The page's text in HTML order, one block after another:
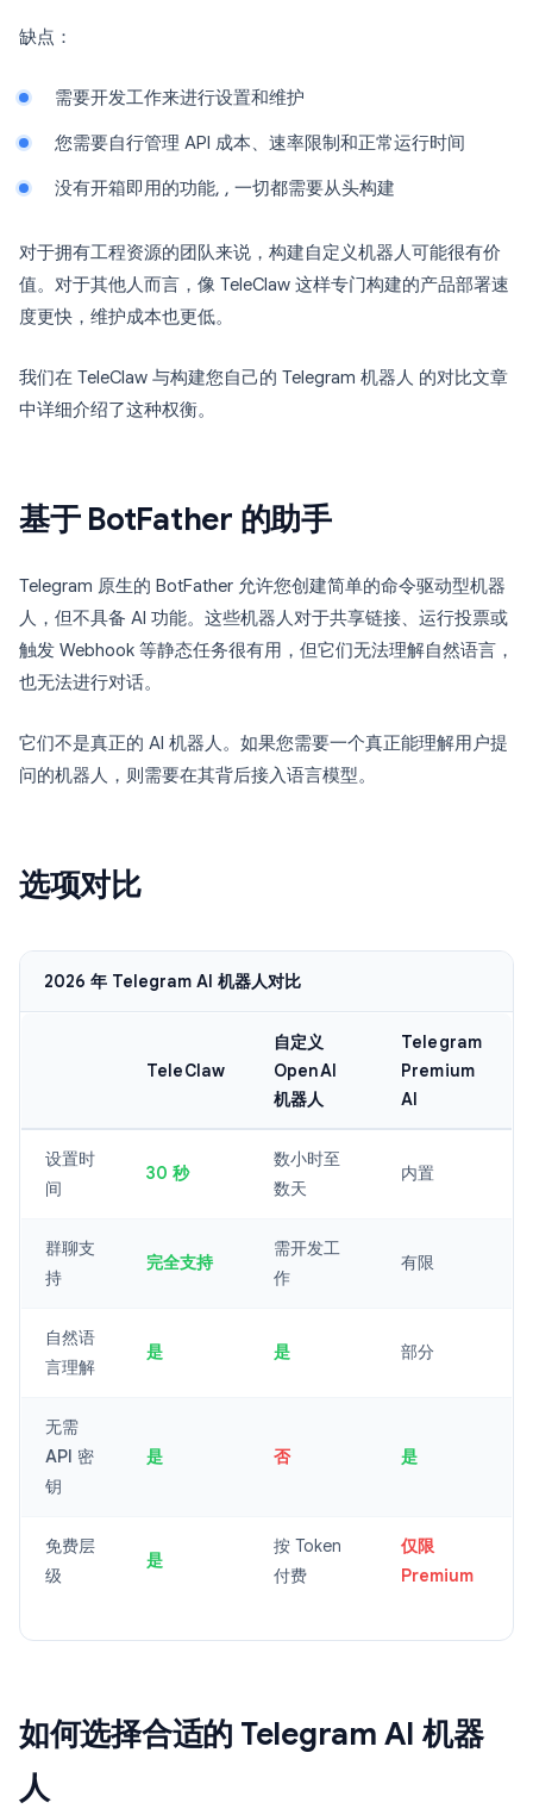
缺点：
需要开发工作来进行设置和维护
您需要自行管理 API 成本、速率限制和正常运行时间
没有开箱即用的功能, , 一切都需要从头构建
对于拥有工程资源的团队来说，构建自定义机器人可能很有价
值。对于其他人而言，像 TeleClaw 这样专门构建的产品部署速
度更快，维护成本也更低。
我们在 TeleClaw 与构建您自己的 Telegram 机器人 的对比文章
中详细介绍了这种权衡。
基于 BotFather 的助手
Telegram 原生的 BotFather 允许您创建简单的命令驱动型机器
人，但不具备 AI 功能。这些机器人对于共享链接、运行投票或
触发 Webhook 等静态任务很有用，但它们无法理解自然语言，
也无法进行对话。
它们不是真正的 AI 机器人。如果您需要一个真正能理解用户提
问的机器人，则需要在其背后接入语言模型。
选项对比
2026 年 Telegram AI 机器人对比
TeleClaw
自定义
OpenAI
机器人
Telegram
Premium
AI
设置时
间
30 秒
数小时至
数天
内置
群聊支
持
完全支持
需开发工
作
有限
自然语
言理解
是 是 部分
无需
API 密
钥
是 否 是
免费层
级
是
按 Token
付费
仅限
Premium
如何选择合适的 Telegram AI 机器
人